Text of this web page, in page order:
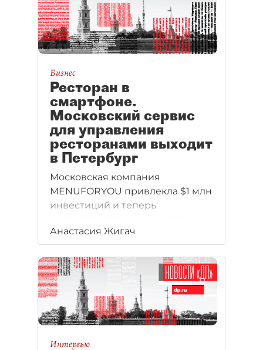
не нуждаются в имиджевых
локациях.
Бизнес
Ресторан в
смартфоне.
Московский сервис
для управления
ресторанами выходит
в Петербург
Московская компания
MENUFORYOU привлекла $1 млн
инвестиций и теперь
на рынок Петербурга.
Анастасия Жигач
Интервью